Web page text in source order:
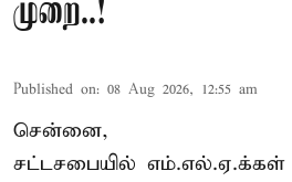
முறை..!
Published on: 08 Aug 2026, 12:55 am
சென்னை,
சட்டசபையில் எம்.எல்.ஏ.க்கள்